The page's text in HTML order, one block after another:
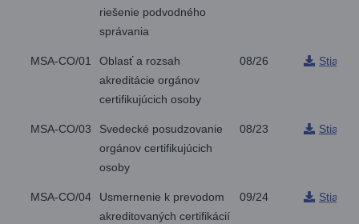
riešenie podvodného
správania
MSA-CO/01
Oblasť a rozsah
akreditácie orgánov
certifikujúcich osoby
08/26
MSA-CO/03
Svedecké posudzovanie
orgánov certifikujúcich
osoby
08/23
MSA-CO/04
Usmernenie k prevodom
akreditovaných certifikácií
09/24